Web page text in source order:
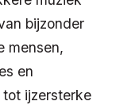
bijzonder
mensen,
en
ijzersterke